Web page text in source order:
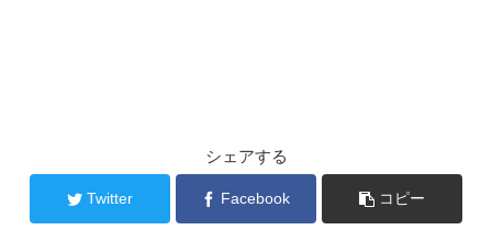
シェアする
Twitter Facebook コピー